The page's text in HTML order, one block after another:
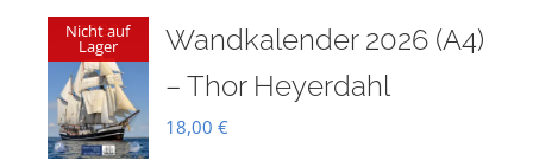
Nicht auf
Lager
Wandkalender 2026 (A4)
– Thor Heyerdahl
18,00€